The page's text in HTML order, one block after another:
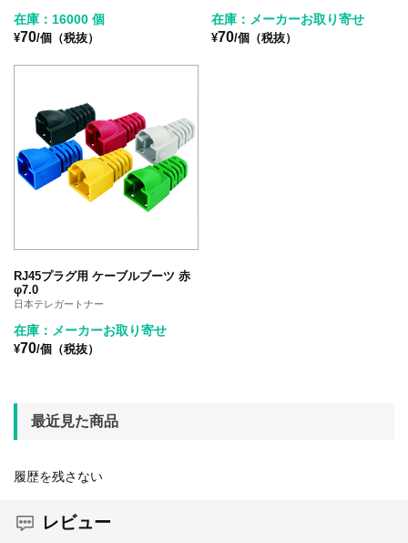
在庫：16000 個
¥70/個（税抜）
在庫：メーカーお取り寄せ
¥70/個（税抜）
RJ45プラグ用 ケーブルブーツ 赤
φ7.0
日本テレガートナー
在庫：メーカーお取り寄せ
¥70/個（税抜）
最近見た商品
履歴を残さない
レビュー